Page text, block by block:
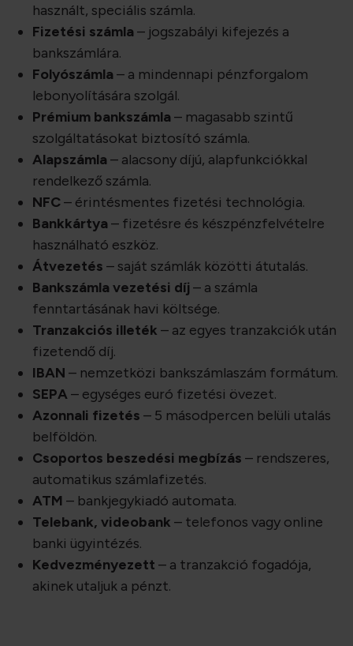
használt, speciális számla.
Fizetési számla– jogszabályi kifejezés a
bankszámlára.
Folyószámla– a mindennapi pénzforgalom
lebonyolítására szolgál.
Prémium bankszámla– magasabb szintű
szolgáltatásokat biztosító számla.
Alapszámla– alacsony díjú, alapfunkciókkal
rendelkező számla.
NFC– érintésmentes fizetési technológia.
Bankkártya– fizetésre és készpénzfelvételre
használható eszköz.
Átvezetés – saját számlák közötti átutalás.
Bankszámla vezetési díj– a számla
fenntartásának havi költsége.
Tranzakciós illeték – az egyes tranzakciók után
fizetendő díj.
IBAN – nemzetközi bankszámlaszám formátum.
SEPA– egységes euró fizetési övezet.
Azonnali fizetés – 5 másodpercen belüli utalás
belföldön.
Csoportos beszedési megbízás – rendszeres,
automatikus számlafizetés.
ATM – bankjegykiadó automata.
Telebank, videobank – telefonos vagy online
banki ügyintézés.
Kedvezményezett – a tranzakció fogadója,
akinek utaljuk a pénzt.